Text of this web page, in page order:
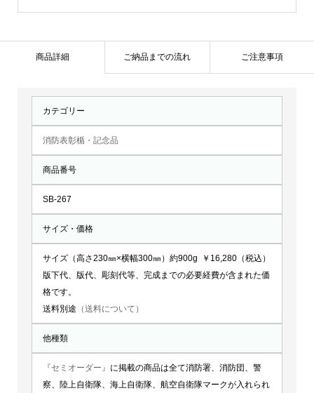
267
商品詳細 ご納品までの流れ ご注意事項
カテゴリー
消防表彰楯・記念品
商品番号
SB-267
サイズ・価格
サイズ（高さ230㎜×横幅300㎜）約900g ￥16,280（税込）
版下代、版代、彫刻代等、完成までの必要経費が含まれた価
格です。
送料別途 （送料について）
他種類
『セミオーダー』 に掲載の商品は全て消防署、消防団、警
察、陸上自衛隊、海上自衛隊、航空自衛隊マークが入れられ